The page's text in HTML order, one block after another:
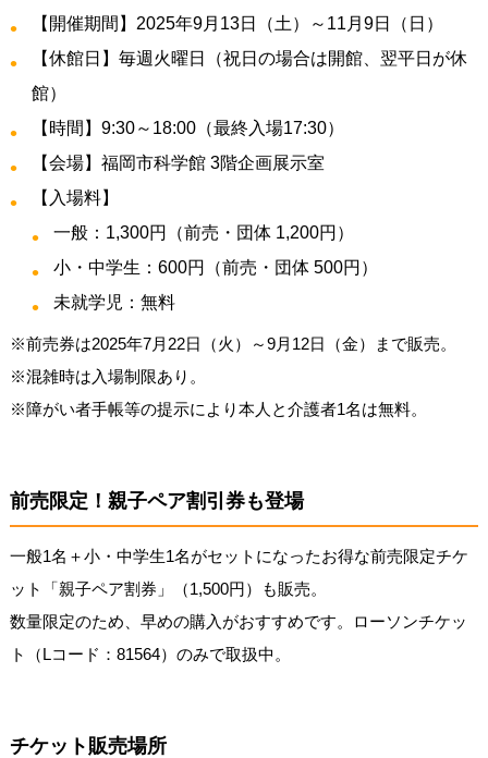
【開催期間】2025年9月13日（土）～11月9日（日）
【休館日】毎週火曜日（祝日の場合は開館、翌平日が休
館）
【時間】9:30～18:00（最終入場17:30）
【会場】福岡市科学館 3階企画展示室
【入場料】
一般：1,300円（前売・団体 1,200円）
小・中学生：600円（前売・団体 500円）
未就学児：無料
※前売券は2025年7月22日（火）～9月12日（金）まで販売。
※混雑時は入場制限あり。
※障がい者手帳等の提示により本人と介護者1名は無料。
前売限定！親子ペア割引券も登場
一般1名＋小・中学生1名がセットになったお得な前売限定チケ
ット「親子ペア割券」（1,500円）も販売。
数量限定のため、早めの購入がおすすめです。ローソンチケッ
ト（Lコード：81564）のみで取扱中。
チケット販売場所